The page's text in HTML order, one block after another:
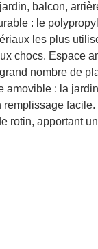
balcon,
: le
les plus
chocs. Espace
nombre de
amovible : la
rotin, apportant